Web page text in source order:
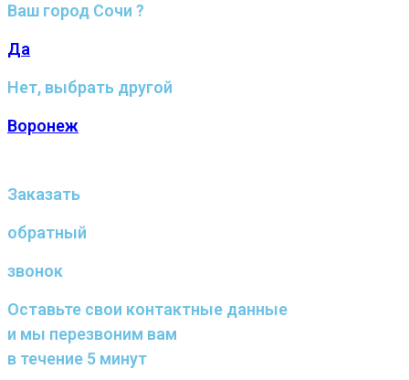
Ваш город Сочи ?
Да
Нет, выбрать другой
Воронеж
Заказать
обратный
звонок
Оставьте свои контактные данные
и мы перезвоним вам
в течение 5 минут